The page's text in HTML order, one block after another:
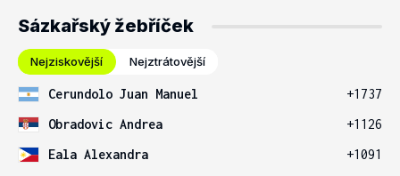
Sázkařský žebříček
Nejziskovější Nejztrátovější
Cerundolo Juan Manuel
+1737
Obradovic Andrea
+1126
Eala Alexandra
+1091